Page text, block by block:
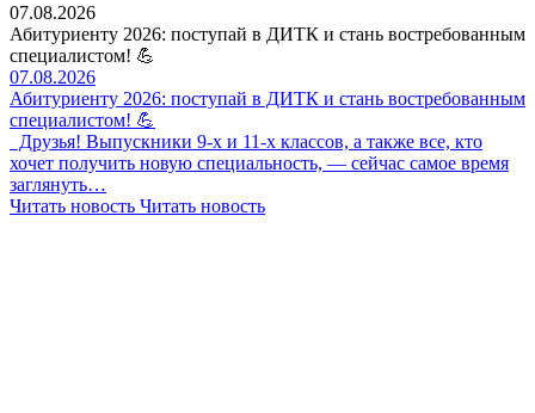
07.08.2026
Абитуриенту 2026: поступай в ДИТК и стань востребованным
специалистом! 💪
07.08.2026
Абитуриенту 2026: поступай в ДИТК и стань востребованным
специалистом! 💪
Друзья! Выпускники 9-х и 11-х классов, а также все, кто
хочет получить новую специальность, — сейчас самое время
заглянуть…
Читать новость Читать новость